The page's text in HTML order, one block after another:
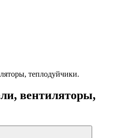
теплодуйчики.
вентиляторы,